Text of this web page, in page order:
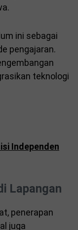
ini sebagai
pengajaran.
teknologi
Independen
Lapangan
penerapan
juga